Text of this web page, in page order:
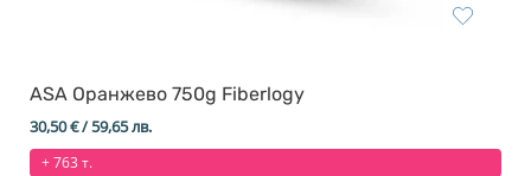
ASA Оранжево 750g Fiberlogy
30,50€/ 59,65 лв.
+ 763 т.